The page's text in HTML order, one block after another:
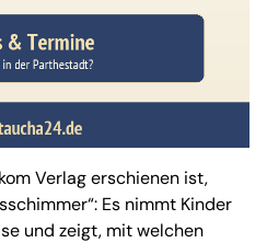
Verlag erschienen ist,
Es nimmt Kinder
und zeigt, mit welchen